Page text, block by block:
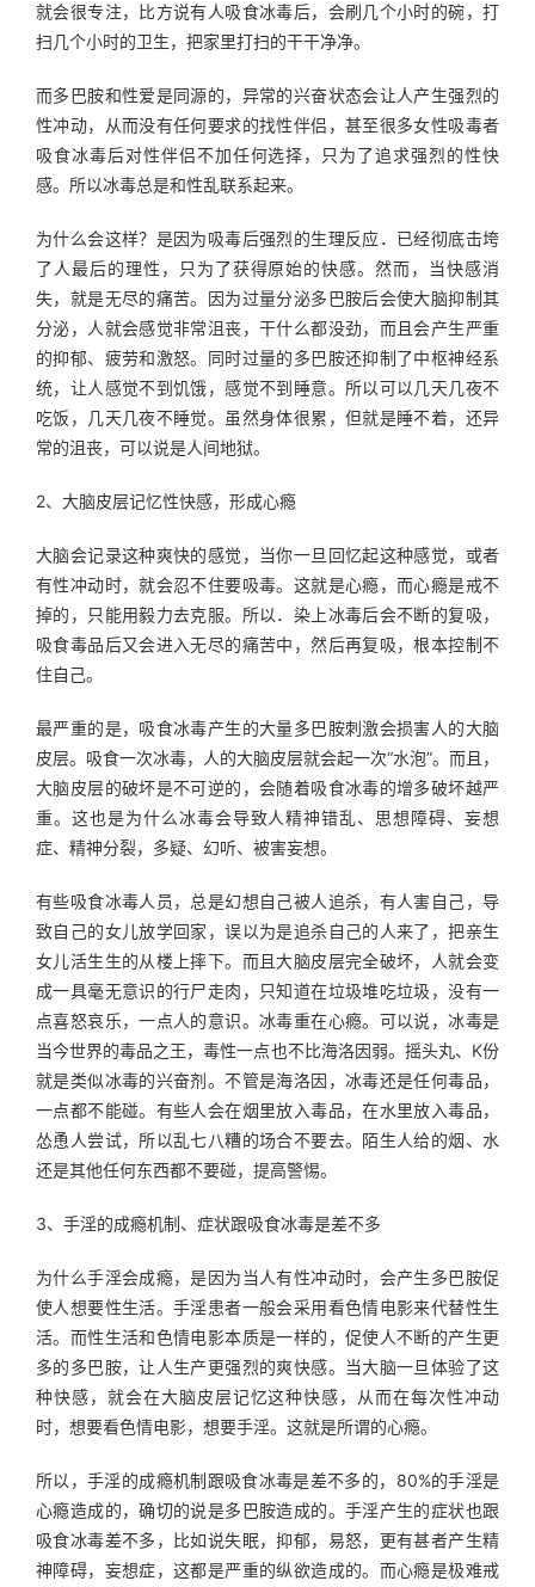
就会很专注，比方说有人吸食冰毒后，会刷几个小时的碗，打
扫几个小时的卫生，把家里打扫的干干净净。
而多巴胺和性爱是同源的，异常的兴奋状态会让人产生强烈的
性冲动，从而没有任何要求的找性伴侣，甚至很多女性吸毒者
吸食冰毒后对性伴侣不加任何选择，只为了追求强烈的性快
感。所以冰毒总是和性乱联系起来。
为什么会这样？是因为吸毒后强烈的生理反应．已经彻底击垮
了人最后的理性，只为了获得原始的快感。然而，当快感消
失，就是无尽的痛苦。因为过量分泌多巴胺后会使大脑抑制其
分泌，人就会感觉非常沮丧，干什么都没劲，而且会产生严重
的抑郁、疲劳和激怒。同时过量的多巴胺还抑制了中枢神经系
统，让人感觉不到饥饿，感觉不到睡意。所以可以几天几夜不
吃饭，几天几夜不睡觉。虽然身体很累，但就是睡不着，还异
常的沮丧，可以说是人间地狱。
2、大脑皮层记忆性快感，形成心瘾
大脑会记录这种爽快的感觉，当你一旦回忆起这种感觉，或者
有性冲动时，就会忍不住要吸毒。这就是心瘾，而心瘾是戒不
掉的，只能用毅力去克服。所以．染上冰毒后会不断的复吸，
吸食毒品后又会进入无尽的痛苦中，然后再复吸，根本控制不
住自己。
最严重的是，吸食冰毒产生的大量多巴胺刺激会损害人的大脑
皮层。吸食一次冰毒，人的大脑皮层就会起一次“水泡”。而且，
大脑皮层的破坏是不可逆的，会随着吸食冰毒的增多破坏越严
重。这也是为什么冰毒会导致人精神错乱、思想障碍、妄想
症、精神分裂，多疑、幻听、被害妄想。
有些吸食冰毒人员，总是幻想自己被人追杀，有人害自己，导
致自己的女儿放学回家，误以为是追杀自己的人来了，把亲生
女儿活生生的从楼上摔下。而且大脑皮层完全破坏，人就会变
成一具毫无意识的行尸走肉，只知道在垃圾堆吃垃圾，没有一
点喜怒哀乐，一点人的意识。冰毒重在心瘾。可以说，冰毒是
当今世界的毒品之王，毒性一点也不比海洛因弱。摇头丸、K份
就是类似冰毒的兴奋剂。不管是海洛因，冰毒还是任何毒品，
一点都不能碰。有些人会在烟里放入毒品，在水里放入毒品，
怂恿人尝试，所以乱七八糟的场合不要去。陌生人给的烟、水
还是其他任何东西都不要碰，提高警惕。
3、手淫的成瘾机制、症状跟吸食冰毒是差不多
为什么手淫会成瘾，是因为当人有性冲动时，会产生多巴胺促
使人想要性生活。手淫患者一般会采用看色情电影来代替性生
活。而性生活和色情电影本质是一样的，促使人不断的产生更
多的多巴胺，让人生产更强烈的爽快感。当大脑一旦体验了这
种快感，就会在大脑皮层记忆这种快感，从而在每次性冲动
时，想要看色情电影，想要手淫。这就是所谓的心瘾。
所以，手淫的成瘾机制跟吸食冰毒是差不多的，80%的手淫是
心瘾造成的，确切的说是多巴胺造成的。手淫产生的症状也跟
吸食冰毒差不多，比如说失眠，抑郁，易怒，更有甚者产生精
神障碍，妄想症，这都是严重的纵欲造成的。而心瘾是极难戒